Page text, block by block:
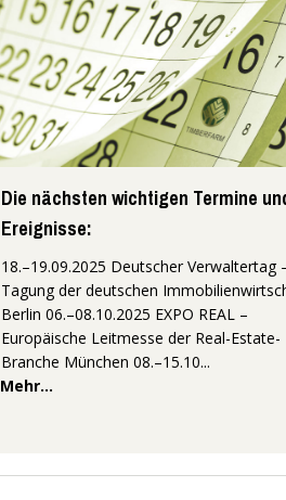
Die nächsten wichtigen Termine
Ereignisse:
18.–19.09.2025 Deutscher Verwaltertag
Tagung der deutschen
Berlin 06.–08.10.2025 EXPO REAL –
Europäische Leitmesse der Real-Estate-
Branche München 08.–15.10...
Mehr...